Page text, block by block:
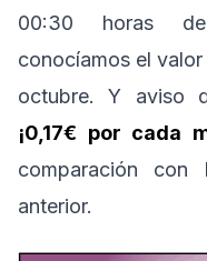
00:30 horas
conocíamos el
octubre. Y aviso
¡0,17€ por cada
comparación
anterior.